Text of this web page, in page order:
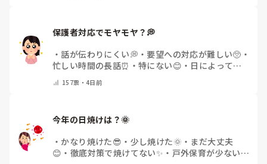
保護者対応でモヤモヤ？💭
・話が伝わりにくい💭 ・ 要望への対応が難しい🥺 ・
忙しい時間の長話⏰ ・ 特にない😊 ・ 日によって違
157票・4日前
今年の日焼けは？🌞
・ かなり焼けた😎 ・ 少し焼けた🌞 ・ まだ大丈夫
😊 ・ 徹底対策で焼けてない✨ ・ 戸外保育が少ない